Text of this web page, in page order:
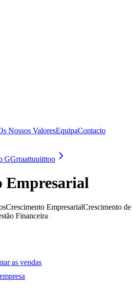
Nossos ValoresEquipaContacto
GGrraattuuiittoo
Empresarial
Crescimento EmpresarialCrescimento
Financeira
as vendas